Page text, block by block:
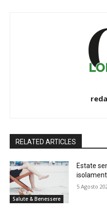
RELATED ARTICLES
Salute & Benessere
Estate
5 Agosto